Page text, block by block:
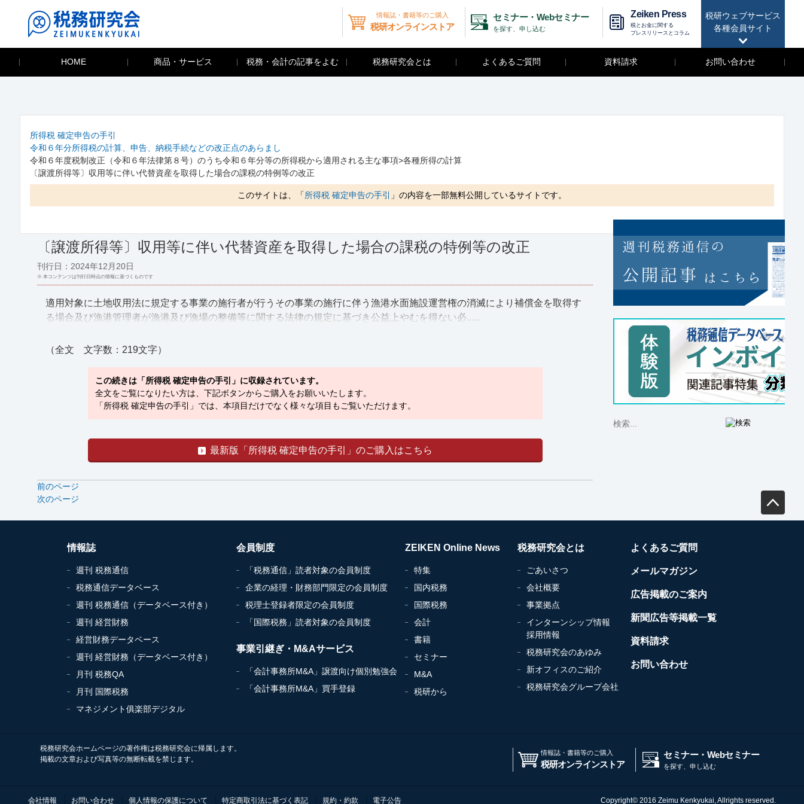
税研ウェブサービス
各種会員サイト
情報誌・書籍等のご購入
税研オンラインストア
セミナー・Webセミナー
を探す、申し込む
Zeiken Press
税とお金に関する
プレスリリースとコラム
HOME 商品・サービス 税務・会計の記事をよむ 税務研究会とは よくあるご質問 資料請求 お問い合わせ
所得税 確定申告の手引
令和６年分所得税の計算、申告、納税手続などの改正点のあらまし
令和６年度税制改正（令和６年法律第８号）のうち令和６年分等の所得税から適用される主な事項>各種所得の計算
〔譲渡所得等〕収用等に伴い代替資産を取得した場合の課税の特例等の改正
このサイトは、「所得税 確定申告の手引 」の内容を一部無料公開しているサイトです。
〔譲渡所得等〕収用等に伴い代替資産を取得した場合の課税の特例等の改正
刊行日：2024年12月20日
※ 本コンテンツは刊行日時点の情報に基づくものです
適用対象に土地収用法に規定する事業の施行者が行うその事業の施行に伴う漁港水面施設運営権の消滅により補償金を取得す
る場合及び漁港管理者が漁港及び漁場の整備等に関する法律の規定に基づき公益上やむを得ない必......
（全文 文字数：219文字）
この続きは「所得税 確定申告の手引」に収録されています。
全文をご覧になりたい方は、下記ボタンからご購入をお願いいたします。
「所得税 確定申告の手引」では、本項目だけでなく様々な項目もご覧いただけます。
最新版「所得税 確定申告の手引」のご購入はこちら
前のページ
次のページ
情報誌
週刊 税務通信
税務通信データベース
週刊 税務通信（データベース付き）
週刊 経営財務
経営財務データベース
週刊 経営財務（データベース付き）
月刊 税務QA
月刊 国際税務
マネジメント俱楽部デジタル
会員制度
「税務通信」読者対象の会員制度
企業の経理・財務部門限定の会員制度
税理士登録者限定の会員制度
「国際税務」読者対象の会員制度
事業引継ぎ・M&Aサービス
「会計事務所M&A」譲渡向け個別勉強会
「会計事務所M&A」買手登録
ZEIKEN Online News
特集
国内税務
国際税務
会計
書籍
セミナー
M&A
税研から
税務研究会とは
ごあいさつ
会社概要
事業拠点
インターンシップ情報
採用情報
税務研究会のあゆみ
新オフィスのご紹介
税務研究会グループ会社
よくあるご質問
メールマガジン
広告掲載のご案内
新聞広告等掲載一覧
資料請求
お問い合わせ
税務研究会ホームページの著作権は税務研究会に帰属します。
掲載の文章および写真等の無断転載を禁じます。
情報誌・書籍等のご購入
税研オンラインストア
セミナー・Webセミナー
を探す、申し込む
会社情報 お問い合わせ 個人情報の保護について 特定商取引法に基づく表記 規約・約款 電子公告 Copyright© 2016 Zeimu Kenkyukai, Allrights reserved.